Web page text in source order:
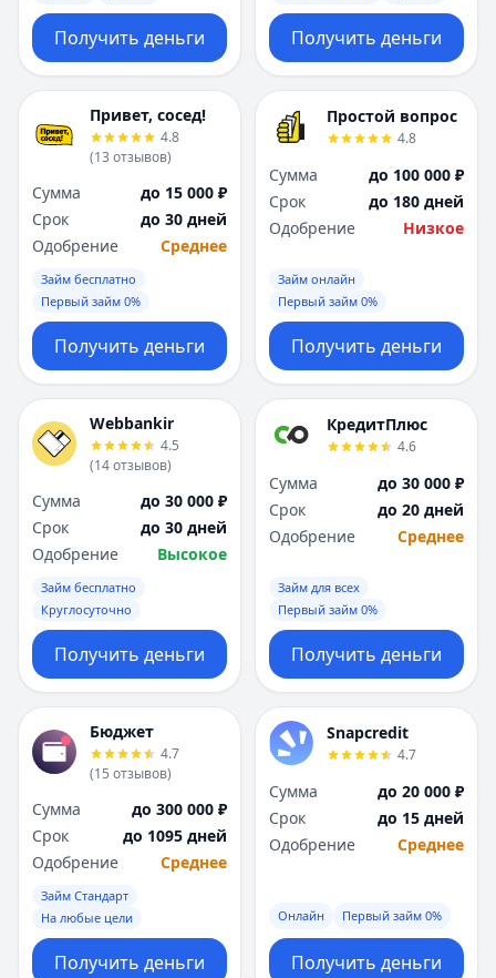
Получить деньги Получить деньги
Привет, сосед!
4.8
(13 отзывов)
Сумма
до 15 000 ₽
Срок
до 30 дней
Одобрение
Среднее
Займ бесплатно
Первый займ 0%
Получить деньги
Простой вопрос
4.8
Сумма
до 100 000 ₽
Срок
до 180 дней
Одобрение
Низкое
Займ онлайн
Первый займ 0%
Получить деньги
Webbankir
4.5
(14отзывов)
Сумма
до 30 000 ₽
Срок
до 30 дней
Одобрение
Высокое
Займ бесплатно
Круглосуточно
Получить деньги
КредитПлюс
4.6
Сумма
до 30 000 ₽
Срок
до 20 дней
Одобрение
Среднее
Займ для всех
Первый займ 0%
Получить деньги
Бюджет
4.7
(15 отзывов)
Сумма
до 300 000 ₽
Срок
до 1095 дней
Одобрение
Среднее
Займ Стандарт
На любые цели
Получить деньги
Snapcredit
4.7
Сумма
до 20 000 ₽
Срок
до 15 дней
Одобрение
Среднее
Онлайн Первый займ 0%
Получить деньги